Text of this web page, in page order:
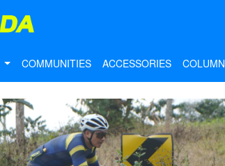
COMMUNITIES ACCESSORIES COLUMN